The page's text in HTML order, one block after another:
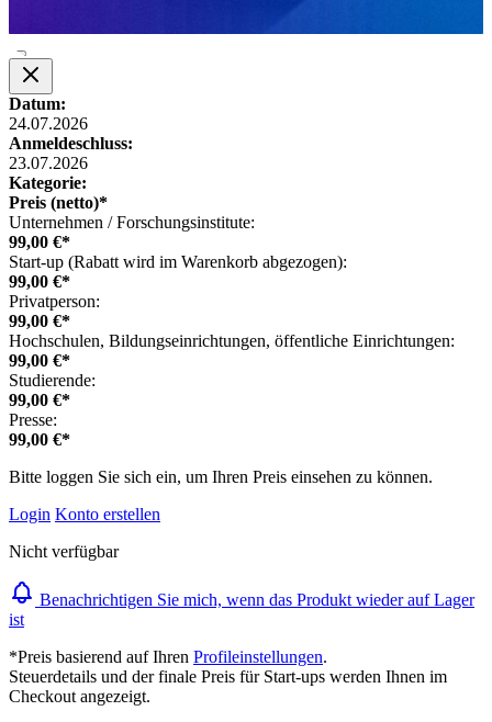
Datum:
24.07.2026
Anmeldeschluss:
23.07.2026
Kategorie:
Preis (netto)*
Unternehmen / Forschungsinstitute:
99,00 €*
Start-up (Rabatt wird im Warenkorb abgezogen):
99,00 €*
Privatperson:
99,00 €*
Hochschulen, Bildungseinrichtungen, öffentliche Einrichtungen:
99,00 €*
Studierende:
99,00 €*
Presse:
99,00 €*
Bitte loggen Sie sich ein, um Ihren Preis einsehen zu können.
Login Konto erstellen
Nicht verfügbar
Benachrichtigen Sie mich, wenn das Produkt wieder auf Lager
ist
*Preis basierend auf Ihren Profileinstellungen.
Steuerdetails und der finale Preis für Start-ups werden Ihnen im
Checkout angezeigt.